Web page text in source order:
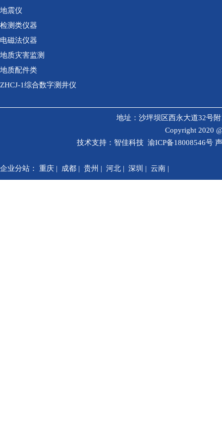
地震仪
检测类仪器
电磁法仪器
地质灾害监测
地质配件类
ZHCJ-1综合数字测井仪
地址：沙坪坝区西永大道32号
Copyright 2020
技术支持： 智佳科技 渝ICP备18008546号
企业分站： 重庆 | 成都 | 贵州 | 河北 | 深圳 | 云南 |